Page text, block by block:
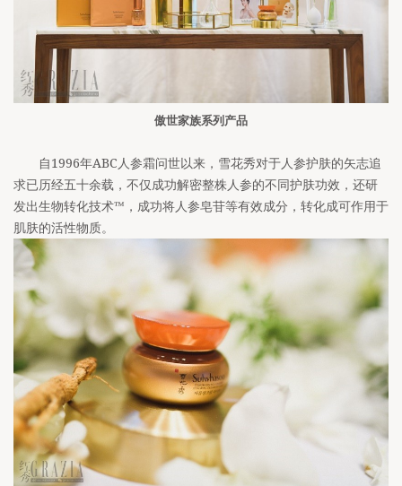
傲世家族系列产品
自1996年ABC人参霜问世以来，雪花秀对于人参护肤的矢志追
求已历经五十余载，不仅成功解密整株人参的不同护肤功效，还研
发出生物转化技术™，成功将人参皂苷等有效成分，转化成可作用于
肌肤的活性物质。